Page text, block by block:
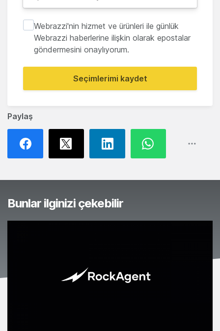
Paylaş
Webrazzi'nin hizmet ve ürünleri ile günlük
Webrazzi haberlerine ilişkin olarak epostalar
göndermesini onaylıyorum.
Seçimlerimi kaydet
Bunlar ilginizi çekebilir